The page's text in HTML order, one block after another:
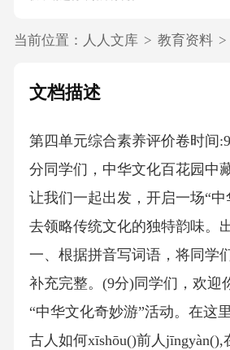
当前位置： 人人文库 > 教育资料 >
文档描述
第四单元综合素养评价卷时间
分同学们，中华文化百花园中
让我们一起出发，开启一场“中
去领略传统文化的独特韵味。
一、根据拼音写词语，将同学
补充完整。(9分)同学们，欢迎
“中华文化奇妙游”活动。在这
古人如何xīshōu()前人jīngyàn(),